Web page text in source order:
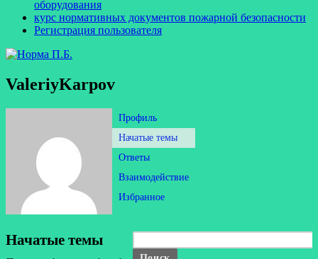
оборудования
курс нормативных документов пожарной безопасности
Регистрация пользователя
ValeriyKarpov
Профиль
Начатые темы
Ответы
Взаимодействие
Избранное
Начатые темы